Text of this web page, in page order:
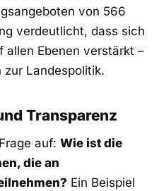
von 566
verdeutlicht, dass sich
allen Ebenen verstärkt –
zur Landespolitik.
Transparenz
auf: Wie ist die
die an
Ein Beispiel